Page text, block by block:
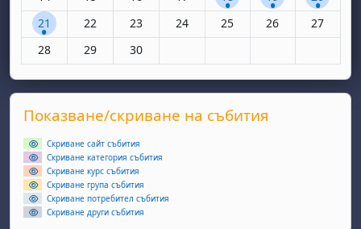
1 събитие, понеделник, 21 април
21 Няма събития, вторник, 22 април
22 Няма събития, сряда, 23 април
23 Няма събития, четвъртък, 24
24 Няма събития, петък, 25
25 Няма събития,
26 Няма
27
Няма събития, понеделник, 28 април
28 Няма събития, вторник, 29 април
29 Няма събития, сряда, 30 април
30
Supplementary blocks
Прескочи Показване/скриване на събития
Показване/скриване на събития
Скриване сайт събития
Скриване категория събития
Скриване курс събития
Скриване група събития
Скриване потребител събития
Скриване други събития